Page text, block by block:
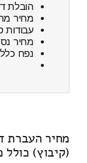
הובלת
מחיר
עבודות
מחיר
נפח
מחיר העברת
(קיבוץ) כולל